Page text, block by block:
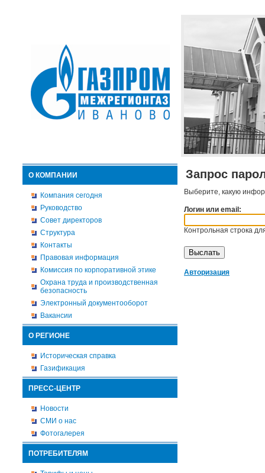
О КОМПАНИИ
Компания сегодня
Руководство
Совет директоров
Структура
Контакты
Правовая информация
Комиссия по корпоративной этике
Охрана труда и производственная
безопасность
Электронный документооборот
Вакансии
О РЕГИОНЕ
Историческая справка
Газификация
ПРЕСС-ЦЕНТР
Новости
СМИ о нас
Фотогалерея
ПОТРЕБИТЕЛЯМ
Запрос
Выберите, какую
Логин или email:
Контрольная строка
Авторизация